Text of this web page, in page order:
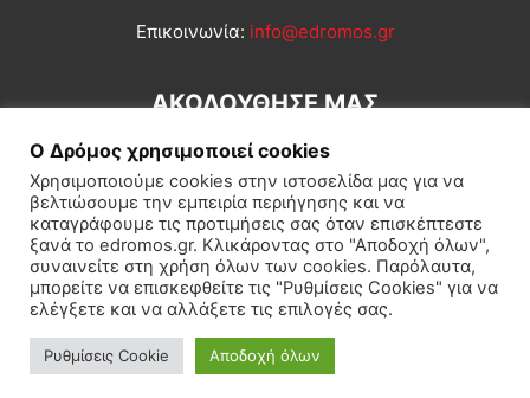
Επικοινωνία: info@edromos.gr
ΑΚΟΛΟΥΘΗΣΕ ΜΑΣ
Εγγραφή συνδρομητή Πολιτική Διεθνή Κοινωνία
Πολιτισμός Αφιερώματα
© Δρόμος της Αριστεράς
Ο Δρόμος χρησιμοποιεί cookies
Χρησιμοποιούμε cookies στην ιστοσελίδα μας για να
βελτιώσουμε την εμπειρία περιήγησης και να
καταγράφουμε τις προτιμήσεις σας όταν επισκέπτεστε
ξανά το edromos.gr. Κλικάροντας στο "Αποδοχή όλων",
συναινείτε στη χρήση όλων των cookies. Παρόλαυτα,
μπορείτε να επισκεφθείτε τις "Ρυθμίσεις Cookies" για να
ελέγξετε και να αλλάξετε τις επιλογές σας.
Ρυθμίσεις Cookie Αποδοχή όλων